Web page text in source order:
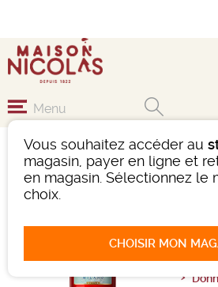
Vous souhaitez accéder au
magasin, payer en ligne et
en magasin. Sélectionnez le
choix.
CHOISIR MON
Menu
Bitter
1 avis